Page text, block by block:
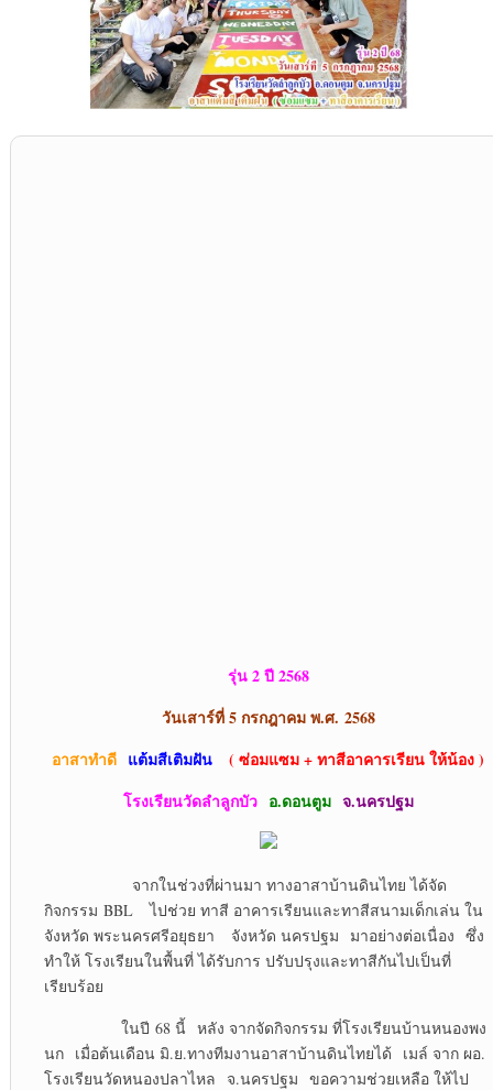
รุ่น 2 ปี 2568
วันเสาร์ที่ 5 กรกฎาคม พ.ศ. 2568
อาสาทำดี แต้มสีเติมฝัน
( ซ่อมแซม + ทาสีอาคารเรียน ให้น้อง )
โรงเรียนวัดลำลูกบัว อ.ดอนตูม จ.นครปฐม
จากในช่วงที่ผ่านมา ทางอาสาบ้านดินไทย ได้จัด
กิจกรรม BBL ไปช่วย ทาสี อาคารเรียนและทาสีสนามเด็กเล่น ใน
จังหวัด พระนครศรีอยุธยา จังหวัด นครปฐม มาอย่างต่อเนื่อง ซึ่ง
ทำให้ โรงเรียนในพื้นที่ ได้รับการ ปรับปรุงและทาสีกันไปเป็นที่
เรียบร้อย
ในปี 68 นี้ หลัง จากจัดกิจกรรม ที่โรงเรียนบ้านหนองพง
นก เมื่อต้นเดือน มิ.ย.ทางทีมงานอาสาบ้านดินไทยได้ เมล์ จาก ผอ.
โรงเรียนวัดหนองปลาไหล จ.นครปฐม ขอความช่วยเหลือ ให้ไป